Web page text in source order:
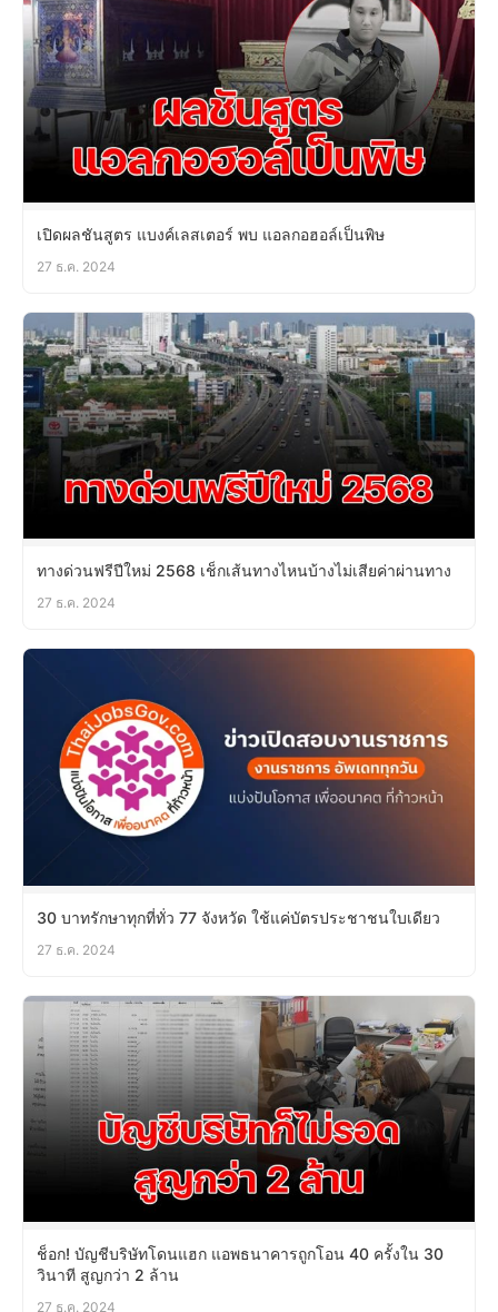
เปิดผลชันสูตร แบงค์เลสเตอร์ พบ แอลกอฮอล์เป็นพิษ
27 ธ.ค. 2024
ทางด่วนฟรีปีใหม่ 2568 เช็กเส้นทางไหนบ้างไม่เสียค่าผ่านทาง
27 ธ.ค. 2024
30 บาทรักษาทุกที่ทั่ว 77 จังหวัด ใช้แค่บัตรประชาชนใบเดียว
27 ธ.ค. 2024
ช็อก! บัญชีบริษัทโดนแฮก แอพธนาคารถูกโอน 40 ครั้งใน 30
วินาที สูญกว่า 2 ล้าน
27 ธ.ค. 2024